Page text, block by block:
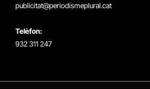
publicitat@periodismeplural.cat
Telèfon:
932 311 247